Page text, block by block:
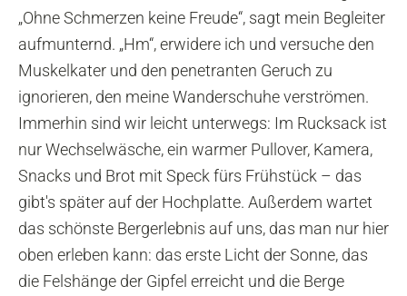
„Ohne Schmerzen keine Freude“, sagt mein Begleiter
aufmunternd. „Hm“, erwidere ich und versuche den
Muskelkater und den penetranten Geruch zu
ignorieren, den meine Wanderschuhe verströmen.
Immerhin sind wir leicht unterwegs: Im Rucksack ist
nur Wechselwäsche, ein warmer Pullover, Kamera,
Snacks und Brot mit Speck fürs Frühstück – das
gibt's später auf der Hochplatte. Außerdem wartet
das schönste Bergerlebnis auf uns, das man nur hier
oben erleben kann: das erste Licht der Sonne, das
die Felshänge der Gipfel erreicht und die Berge